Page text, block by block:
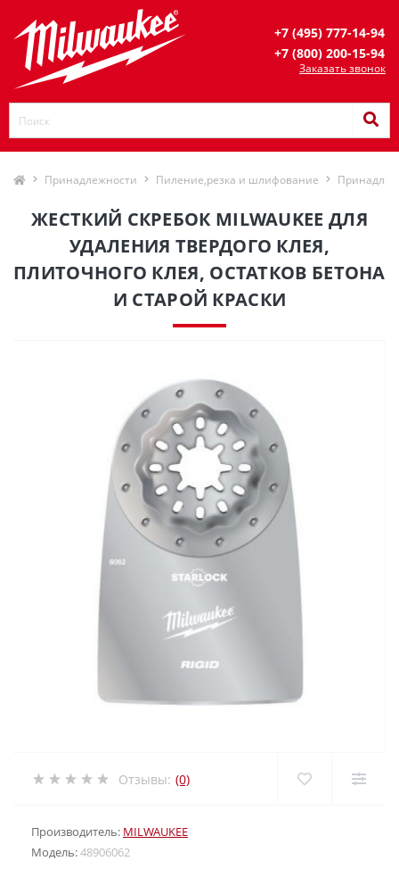
+7 (495) 777-14-94
+7 (800) 200-15-94
Заказать звонок
Принадлежности Пиление,резка и шлифование
ЖЕСТКИЙ СКРЕБОК MILWAUKEE ДЛЯ
УДАЛЕНИЯ ТВЕРДОГО КЛЕЯ,
ПЛИТОЧНОГО КЛЕЯ, ОСТАТКОВ БЕТОНА
И СТАРОЙ КРАСКИ
Отзывы: (0)
Производитель: MILWAUKEE
Модель:48906062